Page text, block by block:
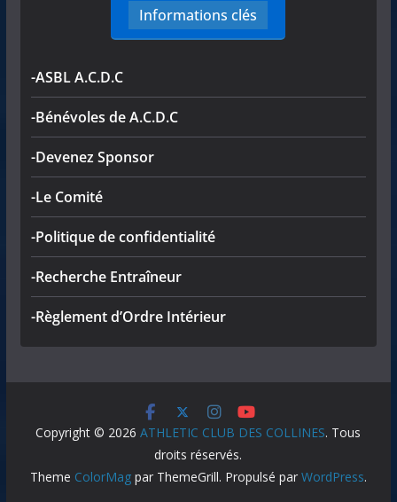
Informations clés
-ASBL A.C.D.C
-Bénévoles de A.C.D.C
-Devenez Sponsor
-Le Comité
-Politique de confidentialité
-Recherche Entraîneur
-Règlement d’Ordre Intérieur
Copyright © 2026ATHLETIC CLUB DES COLLINES. Tous
droits réservés.
Theme ColorMagpar ThemeGrill. Propulsé par WordPress.